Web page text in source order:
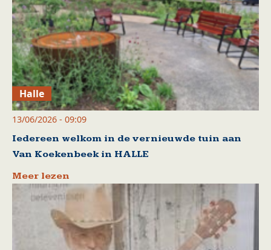
Halle
13/06/2026 - 09:09
Iedereen welkom in de vernieuwde tuin aan
Van Koekenbeek in HALLE
Meer lezen